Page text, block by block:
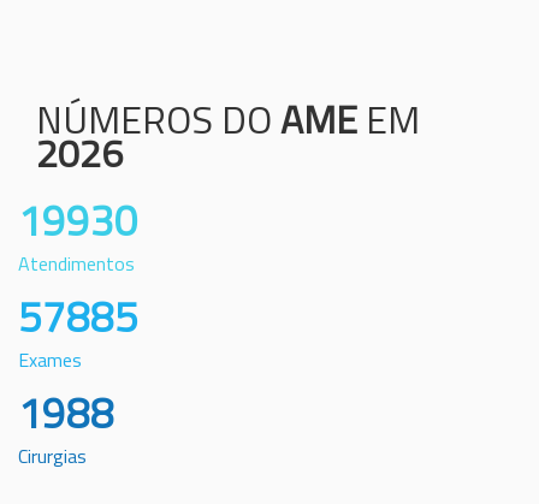
NÚMEROS DOAME EM
2026
19930
Atendimentos
57885
Exames
1988
Cirurgias